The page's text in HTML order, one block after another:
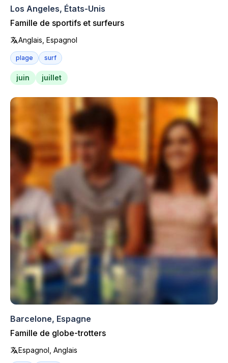
Los Angeles, États-Unis
Famille de sportifs et surfeurs
Anglais, Espagnol
plage surf
juin juillet
Barcelone, Espagne
Famille de globe-trotters
Espagnol, Anglais